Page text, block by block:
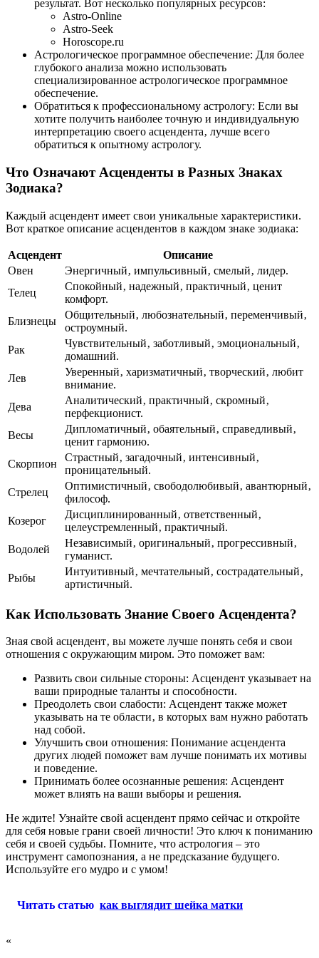
результат. Вот несколько популярных ресурсов:
Astro-Online
Astro-Seek
Horoscope.ru
Астрологическое программное обеспечение: Для более
глубокого анализа можно использовать
специализированное астрологическое программное
обеспечение.
Обратиться к профессиональному астрологу: Если вы
хотите получить наиболее точную и индивидуальную
интерпретацию своего асцендента‚ лучше всего
обратиться к опытному астрологу.
Что Означают Асценденты в Разных Знаках
Зодиака?
Каждый асцендент имеет свои уникальные характеристики.
Вот краткое описание асцендентов в каждом знаке зодиака:
Асцендент
Описание
Овен
Энергичный‚ импульсивный‚ смелый‚ лидер.
Телец
Спокойный‚ надежный‚ практичный‚ ценит
комфорт.
Близнецы
Общительный‚ любознательный‚ переменчивый‚
остроумный.
Рак
Чувствительный‚ заботливый‚ эмоциональный‚
домашний.
Лев
Уверенный‚ харизматичный‚ творческий‚ любит
внимание.
Дева
Аналитический‚ практичный‚ скромный‚
перфекционист.
Весы
Дипломатичный‚ обаятельный‚ справедливый‚
ценит гармонию.
Скорпион
Страстный‚ загадочный‚ интенсивный‚
проницательный.
Стрелец
Оптимистичный‚ свободолюбивый‚ авантюрный‚
философ.
Козерог
Дисциплинированный‚ ответственный‚
целеустремленный‚ практичный.
Водолей
Независимый‚ оригинальный‚ прогрессивный‚
гуманист.
Рыбы
Интуитивный‚ мечтательный‚ сострадательный‚
артистичный.
Как Использовать Знание Своего Асцендента?
Зная свой асцендент‚ вы можете лучше понять себя и свои
отношения с окружающим миром. Это поможет вам:
Развить свои сильные стороны: Асцендент указывает на
ваши природные таланты и способности.
Преодолеть свои слабости: Асцендент также может
указывать на те области‚ в которых вам нужно работать
над собой.
Улучшить свои отношения: Понимание асцендента
других людей поможет вам лучше понимать их мотивы
и поведение.
Принимать более осознанные решения: Асцендент
может влиять на ваши выборы и решения.
Не ждите! Узнайте свой асцендент прямо сейчас и откройте
для себя новые грани своей личности! Это ключ к пониманию
себя и своей судьбы. Помните‚ что астрология – это
инструмент самопознания‚ а не предсказание будущего.
Используйте его мудро и с умом!
Читать статью как выглядит шейка матки
«